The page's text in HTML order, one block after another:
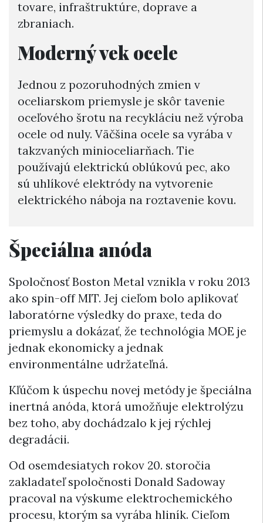
tovare, infraštruktúre, doprave a
zbraniach.
Moderný vek ocele
Jednou z pozoruhodných zmien v
oceliarskom priemysle je skôr tavenie
oceľového šrotu na recykláciu než výroba
ocele od nuly. Väčšina ocele sa vyrába v
takzvaných minioceliarňach. Tie
používajú elektrickú oblúkovú pec, ako
sú uhlíkové elektródy na vytvorenie
elektrického náboja na roztavenie kovu.
Špeciálna anóda
Spoločnosť Boston Metal vznikla v roku 2013
ako spin-off MIT. Jej cieľom bolo aplikovať
laboratórne výsledky do praxe, teda do
priemyslu a dokázať, že technológia MOE je
jednak ekonomicky a jednak
environmentálne udržateľná.
Kľúčom k úspechu novej metódy je špeciálna
inertná anóda, ktorá umožňuje elektrolýzu
bez toho, aby dochádzalo k jej rýchlej
degradácii.
Od osemdesiatych rokov 20. storočia
zakladateľ spoločnosti Donald Sadoway
pracoval na výskume elektrochemického
procesu, ktorým sa vyrába hliník. Cieľom